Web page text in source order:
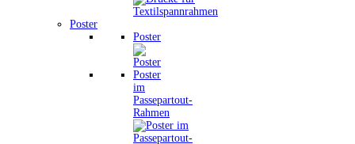
Poster
Poster
Poster
im
Passepartout-
Rahmen